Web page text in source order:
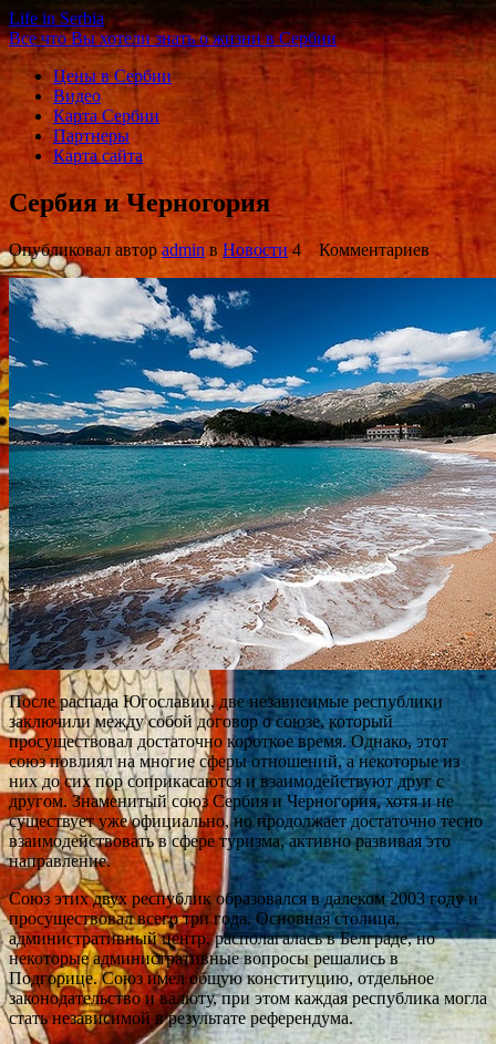
Life in Serbia
Все что Вы хотели знать о жизни в Сербии
Цены в Сербии
Видео
Карта Сербии
Партнеры
Карта сайта
Сербия и Черногория
Опубликовал автор admin в Новости4 Комментариев
После распада Югославии, две независимые республики
заключили между собой договор о союзе, который
просуществовал достаточно короткое время. Однако, этот
союз повлиял на многие сферы отношений, а некоторые из
них до сих пор соприкасаются и взаимодействуют друг с
другом. Знаменитый союз Сербия и Черногория, хотя и не
существует уже официально, но продолжает достаточно тесно
взаимодействовать в сфере туризма, активно развивая это
направление.
Союз этих двух республик образовался в далеком 2003 году и
просуществовал всего три года. Основная столица,
административный центр, располагалась в Белграде, но
некоторые административные вопросы решались в
Подгорице. Союз имел общую конституцию, отдельное
законодательство и валюту, при этом каждая республика могла
стать независимой в результате референдума.